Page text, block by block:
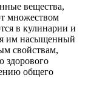
вещества,
множеством
в кулинарии и
им насыщенный
свойствам,
здорового
общего